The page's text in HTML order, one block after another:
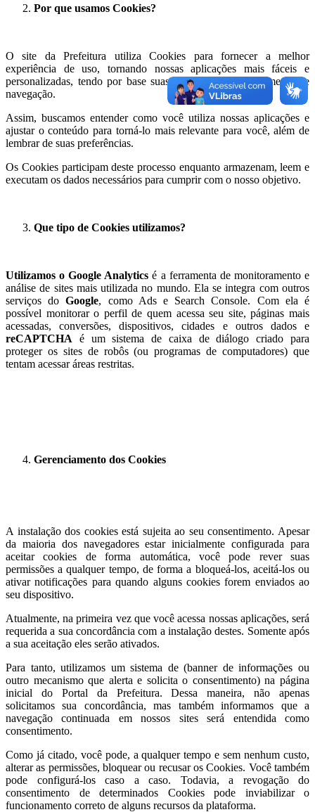
Por que usamos Cookies?
O site da Prefeitura utiliza Cookies para fornecer a melhor
experiência de uso, tornando nossas aplicações mais fáceis e
personalizadas, tendo por base suas escolhas e comportamento de
navegação.
Assim, buscamos entender como você utiliza nossas aplicações e
ajustar o conteúdo para torná-lo mais relevante para você, além de
lembrar de suas preferências.
Os Cookies participam deste processo enquanto armazenam, leem e
executam os dados necessários para cumprir com o nosso objetivo.
Que tipo de Cookies utilizamos?
Utilizamos oGoogle Analytics é a ferramenta de monitoramento e
análise de sites mais utilizada no mundo. Ela se integra com outros
serviços doGoogle, como Ads e Search Console. Com ela é
possível monitorar o perfil de quem acessa seu site, páginas mais
acessadas, conversões, dispositivos, cidades e outros dados e
reCAPTCHA é um sistema de caixa de diálogo criado para
proteger os sites de robôs (ou programas de computadores) que
tentam acessar áreas restritas.
Gerenciamento dos Cookies
A instalação dos cookies está sujeita ao seu consentimento. Apesar
da maioria dos navegadores estar inicialmente configurada para
aceitar cookies de forma automática, você pode rever suas
permissões a qualquer tempo, de forma a bloqueá-los, aceitá-los ou
ativar notificações para quando alguns cookies forem enviados ao
seu dispositivo.
Atualmente, na primeira vez que você acessa nossas aplicações, será
requerida a sua concordância com a instalação destes. Somente após
a sua aceitação eles serão ativados.
Para tanto, utilizamos um sistema de (banner de informações ou
outro mecanismo que alerta e solicita o consentimento) na página
inicial do Portal da Prefeitura. Dessa maneira, não apenas
solicitamos sua concordância, mas também informamos que a
navegação continuada em nossos sites será entendida como
consentimento.
Como já citado, você pode, a qualquer tempo e sem nenhum custo,
alterar as permissões, bloquear ou recusar os Cookies. Você também
pode configurá-los caso a caso. Todavia, a revogação do
consentimento de determinados Cookies pode inviabilizar o
funcionamento correto de alguns recursos da plataforma.